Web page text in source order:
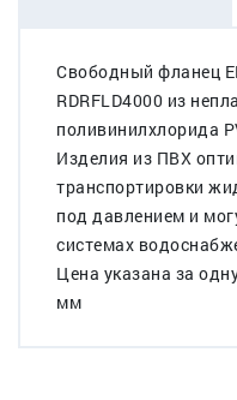
Свободный фланец
RDRFLD4000 из
поливинилхлорида
Изделия из ПВХ
транспортировки
под давлением и
системах
Цена указана за
мм